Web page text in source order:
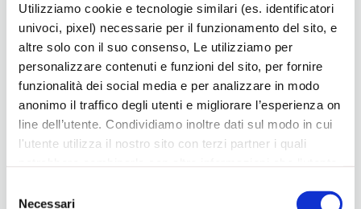
Utilizziamo cookie e tecnologie similari (es. identificatori
univoci, pixel) necessarie per il funzionamento del sito, e
altre solo con il suo consenso, Le utilizziamo per
personalizzare contenuti e funzioni del sito, per fornire
funzionalità dei social media e per analizzare in modo
anonimo il traffico degli utenti e migliorare l’esperienza on
line dell’utente. Condividiamo inoltre dati sul modo in cui
l'utente utilizza il nostro sito con terzi partner i quali
loro servizi, per finalità pubblicitarie creando elenchi di
Necessari
come la sopressa Vicentina Dop. Sempre i Ristoratori
organizzeranno inoltre dei mini-corsi di “cucina creativa”.
Sono inoltre previsti, per domenica, simpatici laboratori di
manualità per i più piccoli.
Al pubblico verrà consegnato, a fronte di un modesto
contributo, un coupon che permetterà un certo numero di
Nuovo Ponte, che opera per l’inserimento lavorativo dei
Villaverla, anch’essa impegnata nel creare opportunità